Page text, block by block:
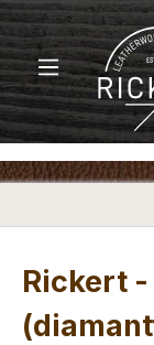
Zum Hauptinhalt
Rickert